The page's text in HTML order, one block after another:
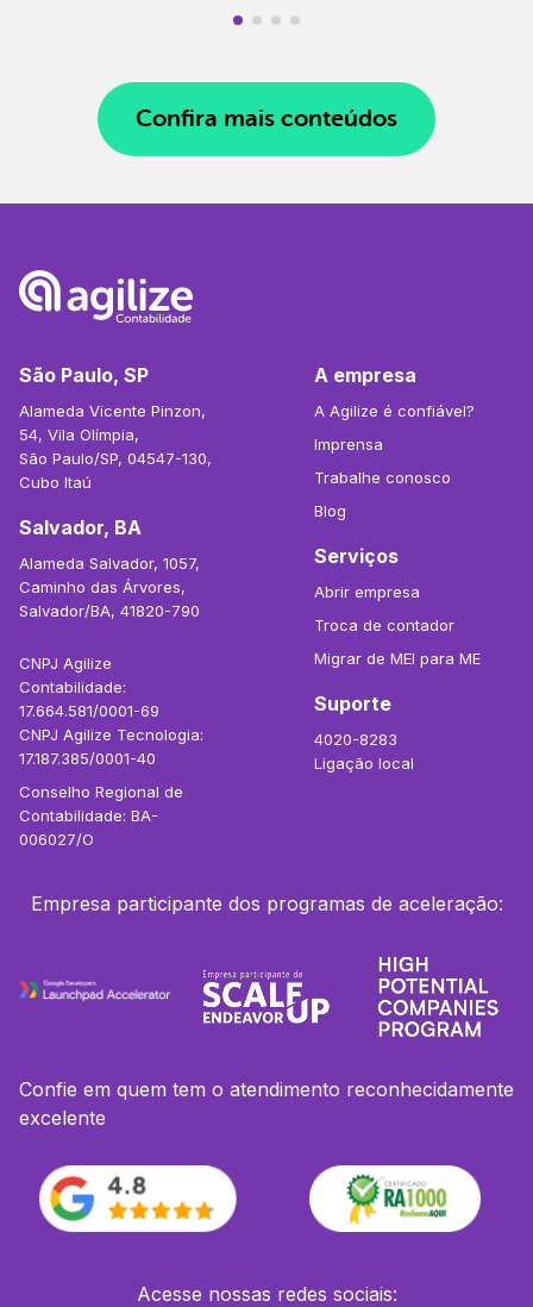
Confira mais conteúdos
São Paulo, SP
Alameda Vicente Pinzon,
54, Vila Olímpia,
São Paulo/SP, 04547-130,
Cubo Itaú
Salvador, BA
Alameda Salvador, 1057,
Caminho das Árvores,
Salvador/BA, 41820-790
CNPJ Agilize
Contabilidade:
17.664.581/0001-69
CNPJ Agilize Tecnologia:
17.187.385/0001-40
Conselho Regional de
Contabilidade: BA-
006027/O
A empresa
A Agilize é confiável?
Imprensa
Trabalhe conosco
Blog
Serviços
Abrir empresa
Troca de contador
Migrar de MEI para ME
Suporte
4020-8283
Ligação local
Empresa participante dos programas de aceleração:
Confie em quem tem o atendimento reconhecidamente
excelente
Acesse nossas redes sociais: